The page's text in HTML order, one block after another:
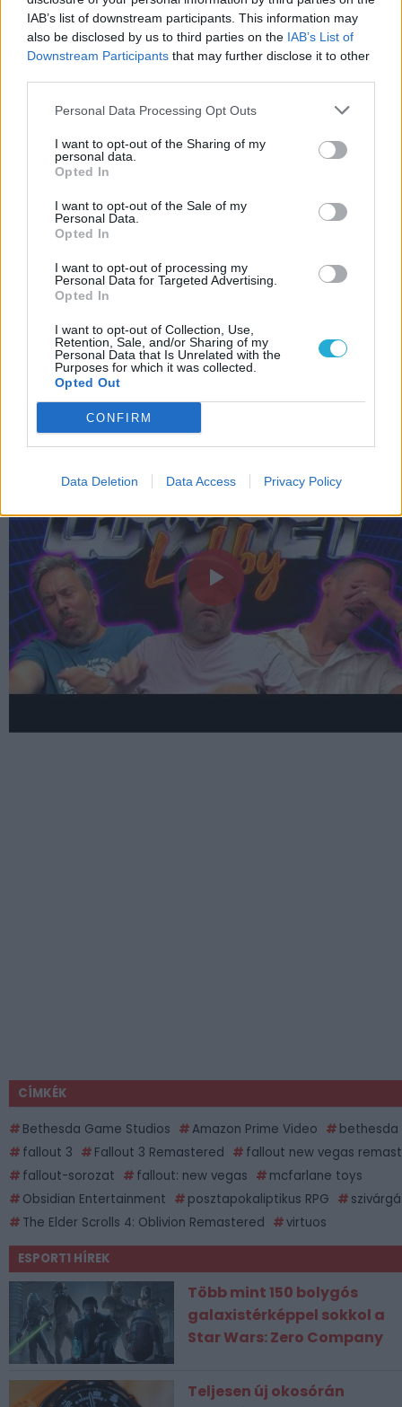
IAB’s list of downstream participants. This information may
also be disclosed by us to third parties on the IAB’s List of
Downstream Participants that may further disclose it to other
Personal Data Processing Opt Outs
I want to opt-out of the Sharing of my
personal data.
Opted In
I want to opt-out of the Sale of my
Personal Data.
Opted In
I want to opt-out of processing my
Personal Data for Targeted Advertising.
Opted In
I want to opt-out of Collection, Use,
Retention, Sale, and/or Sharing of my
Personal Data that Is Unrelated with the
Purposes for which it was collected.
Opted Out
CONFIRM
Data Deletion Data Access Privacy Policy
Guru tartalmairól véletlenül se maradj le
a Google-ben.
lebuktatta a Fallout 3 és New Vegas
remasterét
Játékfigurák buktathatták le a Fallout 3
Remasteredet
Avellone szerint hiába várunk a Fallout:
New Vegas Remasteredre
Ekkor jelenhetnek meg a Fallout 3 és New
Vegas remake-ek
LEGFRISSEBB VIDEÓNK
CÍMKÉK
Bethesda Game Studios Amazon Prime Video
bethesda
fallout 3
Fallout 3 Remastered
fallout new vegas
fallout-sorozat
fallout: new vegas
mcfarlane toys
Obsidian Entertainment
posztapokaliptikus RPG
The Elder Scrolls 4: Oblivion Remastered
virtuos
ESPORT1 HÍREK
Több mint 150 bolygós
galaxistérképpel sokkol a
Star Wars: Zero Company
Teljesen új okosórán